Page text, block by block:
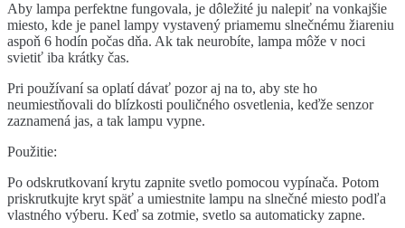
Aby lampa perfektne fungovala, je dôležité ju nalepiť na vonkajšie
miesto, kde je panel lampy vystavený priamemu slnečnému žiareniu
aspoň 6 hodín počas dňa. Ak tak neurobíte, lampa môže v noci
svietiť iba krátky čas.
Pri používaní sa oplatí dávať pozor aj na to, aby ste ho
neumiestňovali do blízkosti pouličného osvetlenia, keďže senzor
zaznamená jas, a tak lampu vypne.
Použitie:
Po odskrutkovaní krytu zapnite svetlo pomocou vypínača. Potom
priskrutkujte kryt späť a umiestnite lampu na slnečné miesto podľa
vlastného výberu. Keď sa zotmie, svetlo sa automaticky zapne.